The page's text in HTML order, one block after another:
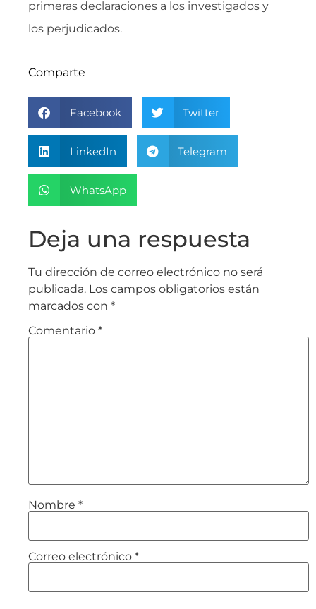
primeras declaraciones a los investigados y
los perjudicados.
Comparte
Facebook Twitter
LinkedIn Telegram
WhatsApp
Deja una respuesta
Tu dirección de correo electrónico no será
publicada. Los campos obligatorios están
marcados con *
Comentario *
Nombre *
Correo electrónico *